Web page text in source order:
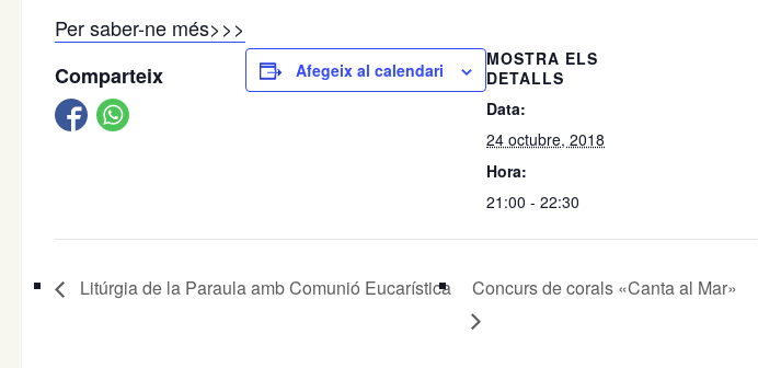
Per saber-ne més>>>
Comparteix
Afegeix al calendari
MOSTRA ELS
DETALLS
Data:
24 octubre, 2018
Hora:
21:00 - 22:30
Litúrgia de la Paraula amb Comunió Eucarística Concurs de corals «Canta al Mar»